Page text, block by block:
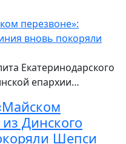
Екатеринодарского
епархии…
Динского
Шепси